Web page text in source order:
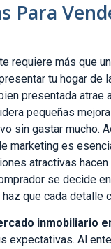
Para
requiere más que
tu hogar de
presentada atrae
pequeñas
sin gastar mucho.
marketing es
atractivas hacen
se decide
que cada detalle
inmobiliario
expectativas. Al